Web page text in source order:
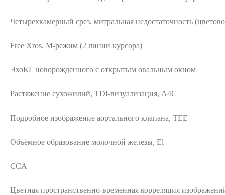
Четырехкамерный срез, митральная недостаточность
Free Xros, M-режим (2 линии курсора)
ЭхоКГ новорожденного с открытым овальным окном
Растяжение сухожилий, TDI-визуализация, A4C
Подробное изображение аортального клапана, TEE
Объёмное образование молочной железы, El
CCA
Цветная пространственно-временная корреляция